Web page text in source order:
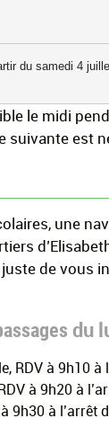
du samedi 4
le midi
suivante est
une
de vous
du
RDV à 9h10
à 9h20 à
9h30 à l’arrêt